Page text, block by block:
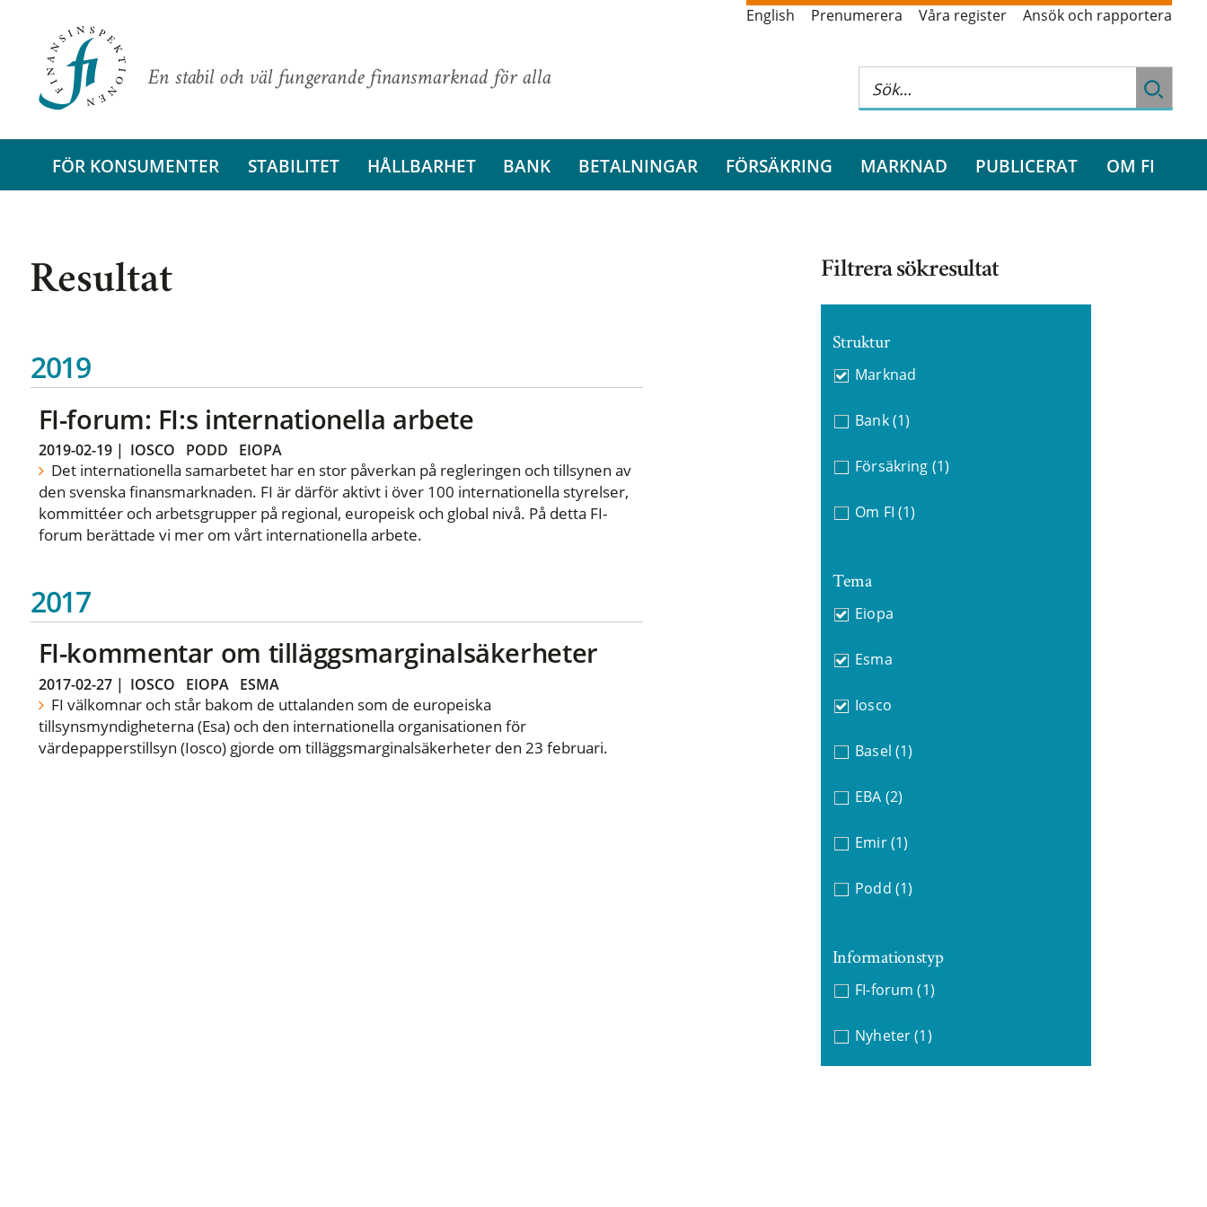
En stabil och väl fungerande finansmarknad för alla
English Prenumerera Våra register Ansök och rapportera
FÖR KONSUMENTER STABILITET HÅLLBARHET BANK BETALNINGAR FÖRSÄKRING MARKNAD PUBLICERAT OM FI
Resultat
2019
FI-forum: FI:s internationella arbete
2019-02-19| IOSCO PODD EIOPA
Det internationella samarbetet har en stor påverkan på regleringen och tillsynen av
den svenska finansmarknaden. FI är därför aktivt i över 100 internationella styrelser,
kommittéer och arbetsgrupper på regional, europeisk och global nivå. På detta FI-
forum berättade vi mer om vårt internationella arbete.
2017
FI-kommentar om tilläggsmarginalsäkerheter
2017-02-27| IOSCO EIOPA ESMA
FI välkomnar och står bakom de uttalanden som de europeiska
tillsynsmyndigheterna (Esa) och den internationella organisationen för
värdepapperstillsyn (Iosco) gjorde om tilläggsmarginalsäkerheter den 23 februari.
Filtrera sökresultat
Struktur
Marknad
Bank (1)
Försäkring (1)
Om FI (1)
Tema
Eiopa
Esma
Iosco
Basel (1)
EBA (2)
Emir (1)
Podd (1)
Informationstyp
FI-forum (1)
Nyheter (1)